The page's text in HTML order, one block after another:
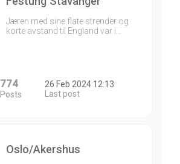
Jæren med sine flate strender og
korte avstand til England var i…
774
Posts
26 Feb 2024 12:13
Last post
Oslo/Akershus